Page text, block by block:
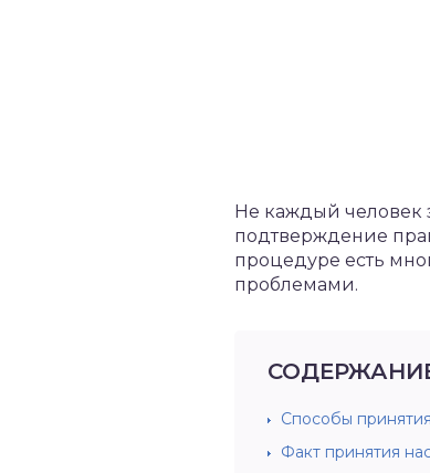
Не каждый человек
подтверждение
процедуре есть
проблемами.
Способы
Факт принятия